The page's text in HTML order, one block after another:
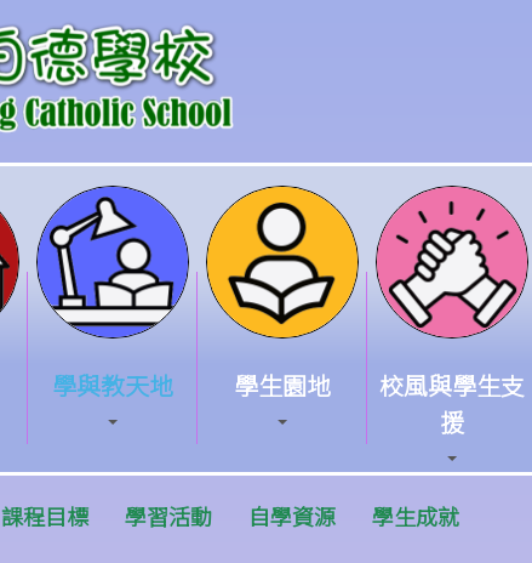
學與教天地 學生園地
校風與學生支
援
課程目標 學習活動 自學資源 學生成就